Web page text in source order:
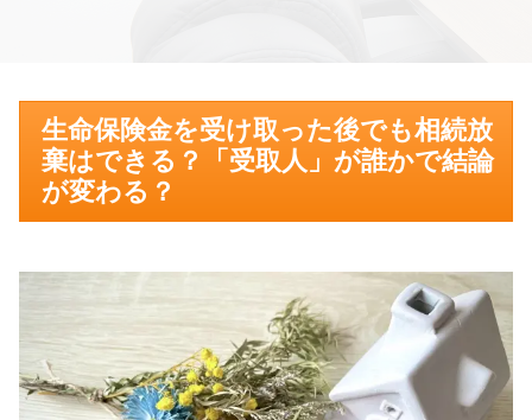
生命保険金を受け取った後でも相続放
棄はできる？「受取人」が誰かで結論
が変わる？